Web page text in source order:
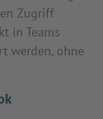
Zugriff
in Teams
werden, ohne